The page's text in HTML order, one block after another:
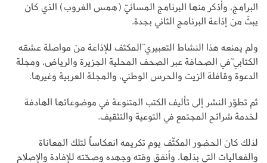
البرامج، وأذكر منها البرنامج المسائيّ (همس الغروب) الذي كان
يبثّ من إذاعة البرنامج الثاني بجدة.
ولم يمنعه هذا النشاط التعبيري ّالمكثف للإذاعة من مواصلة عشقه
الكتابي ّفي الصحافة عبر الصحف المحلية الجزيرة والرياض، ومجلة
الدعوة وقافلة الزيت والحرس الوطني، والمجلة العربية وغيرها.
ثم تطوّر النشر إلى تأليف الكتب المتنوعة في موضوعاتها الهادفة
لخدمة شرائح المجتمع في التوعية والتثقيف.
لذلك كان الحضور المكثّف يوم تكريمه انعكاساً لتلك المعاناة
والفعاليات التي بذلها، وأنفق وقته وجهده وصحّته للإفادة والإصلاح